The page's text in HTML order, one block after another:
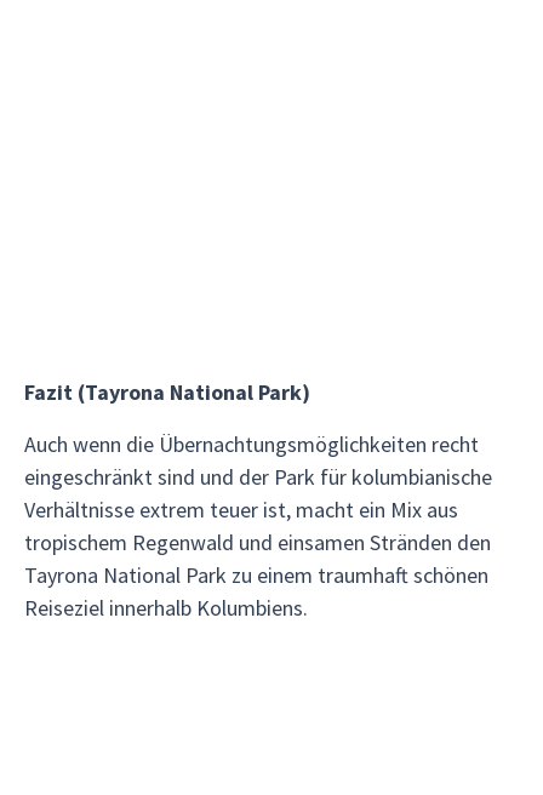
Fazit (Tayrona National Park)
Auch wenn die Übernachtungsmöglichkeiten recht
eingeschränkt sind und der Park für kolumbianische
Verhältnisse extrem teuer ist, macht ein Mix aus
tropischem Regenwald und einsamen Stränden den
Tayrona National Park zu einem traumhaft schönen
Reiseziel innerhalb Kolumbiens.